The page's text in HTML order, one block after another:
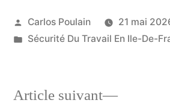
Publié
par
Carlos Poulain
21 mai
Publié
Sécurité Du Travail En Ile-De-
Article suivant
Article